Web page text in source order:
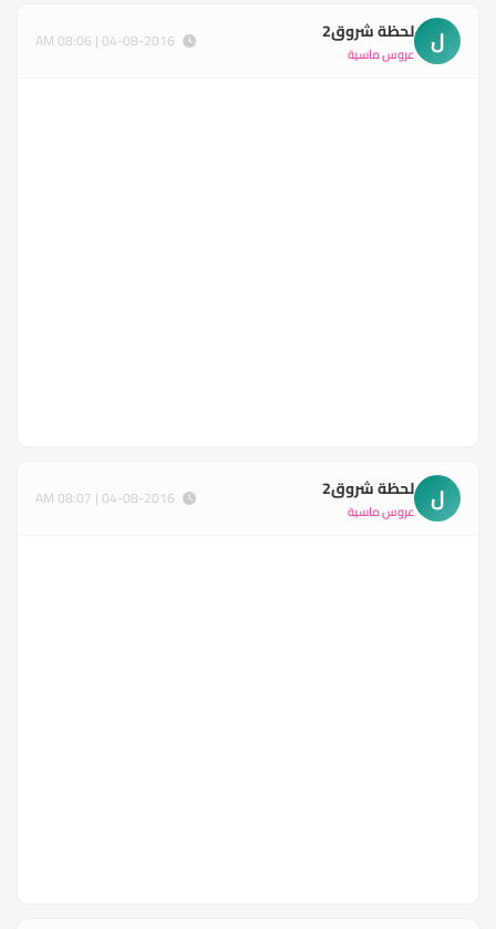
ل لحظة شروق2
عروس ماسية
ل لحظة شروق2
عروس ماسية